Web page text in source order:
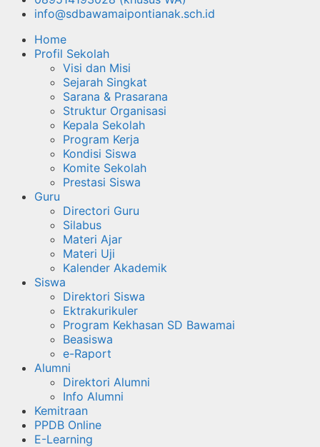
info@sdbawamaipontianak.sch.id
Home
Profil Sekolah
Visi dan Misi
Sejarah Singkat
Sarana & Prasarana
Struktur Organisasi
Kepala Sekolah
Program Kerja
Kondisi Siswa
Komite Sekolah
Prestasi Siswa
Guru
Directori Guru
Silabus
Materi Ajar
Materi Uji
Kalender Akademik
Siswa
Direktori Siswa
Ektrakurikuler
Program Kekhasan SD Bawamai
Beasiswa
e-Raport
Alumni
Direktori Alumni
Info Alumni
Kemitraan
PPDB Online
E-Learning